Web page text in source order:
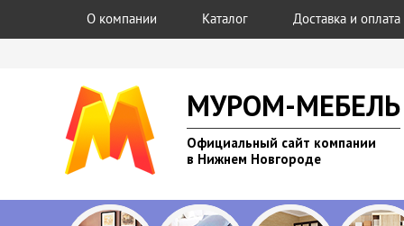
О компании Каталог Доставка и оплата
МУРОМ-МЕБЕЛЬ
Официальный сайт компании
в Нижнем Новгороде